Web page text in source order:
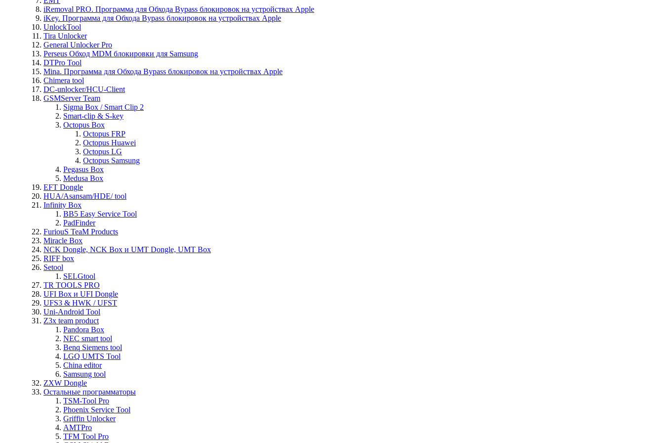
iRemoval PRO. Программа для Обхода Bypass блокировок на устройствах Apple
iKey. Программа для Обхода Bypass блокировок на устройствах Apple
UnlockTool
Tira Unlocker
General Unlocker Pro
Perseus Обход MDM блокировки для Samsung
DTPro Tool
Mina. Программа для Обхода Bypass блокировок на устройствах Apple
Chimera tool
DC-unlocker/HCU-Client
GSMServer Team
Sigma Box / Smart Clip 2
Smart-clip & S-key
Octopus Box
Octopus FRP
Octopus Huawei
Octopus LG
Octopus Samsung
Pegasus Box
Medusa Box
EFT Dongle
HUA/Asansam/HDE/ tool
Infinity Box
BB5 Easy Service Tool
PadFinder
FuriouS TeaM Products
Miracle Box
NCK Dongle, NCK Box и UMT Dongle, UMT Box
RIFF box
Setool
SELGtool
TR TOOLS PRO
UFI Box и UFI Dongle
UFS3 & HWK / UFST
Uni-Android Tool
Z3x team product
Pandora Box
NEC smart tool
Benq Siemens tool
LGQ UMTS Tool
China editor
Samsung tool
ZXW Dongle
Остальные программаторы
TSM-Tool Pro
Phoenix Service Tool
Griffin Unlocker
AMTPro
TFM Tool Pro